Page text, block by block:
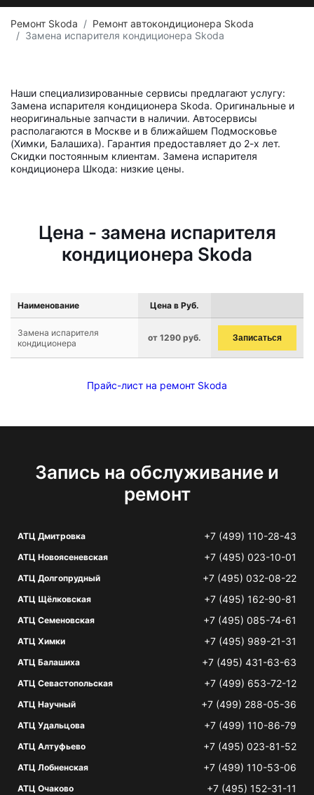
Ремонт Skoda
Ремонт автокондиционера Skoda
Замена испарителя кондиционера Skoda
Наши специализированные сервисы предлагают услугу:
Замена испарителя кондиционера Skoda. Оригинальные и
неоригинальные запчасти в наличии. Автосервисы
располагаются в Москве и в ближайшем Подмосковье
(Химки, Балашиха). Гарантия предоставляет до 2-х лет.
Скидки постоянным клиентам. Замена испарителя
кондиционера Шкода: низкие цены.
Цена - замена испарителя
кондиционера Skoda
Наименование Цена в Руб.
Замена испарителя
кондиционера
от 1290 руб. Записаться
Прайс-лист на ремонт Skoda
Запись на обслуживание и
ремонт
АТЦ Дмитровка +7 (499) 110-28-43
АТЦ Новоясеневская +7 (495) 023-10-01
АТЦ Долгопрудный +7 (495) 032-08-22
АТЦ Щёлковская +7 (495) 162-90-81
АТЦ Семеновская +7 (495) 085-74-61
АТЦ Химки +7 (495) 989-21-31
АТЦ Балашиха +7 (495) 431-63-63
АТЦ Севастопольская +7 (499) 653-72-12
АТЦ Научный +7 (499) 288-05-36
АТЦ Удальцова +7 (499) 110-86-79
АТЦ Алтуфьево +7 (495) 023-81-52
АТЦ Лобненская +7 (499) 110-53-06
АТЦ Очаково +7 (495) 152-31-11